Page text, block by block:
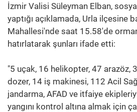
İzmir Valisi Süleyman Elban,
yaptığı açıklamada, Urla ilçesine
Mahallesi'nde saat 15.58'de orman
hatırlatarak şunları ifade etti:
"5 uçak, 16 helikopter, 47 arazöz,
dozer, 14 iş makinesi, 112 Acil
jandarma, AFAD ve itfaiye
yangını kontrol altına almak için